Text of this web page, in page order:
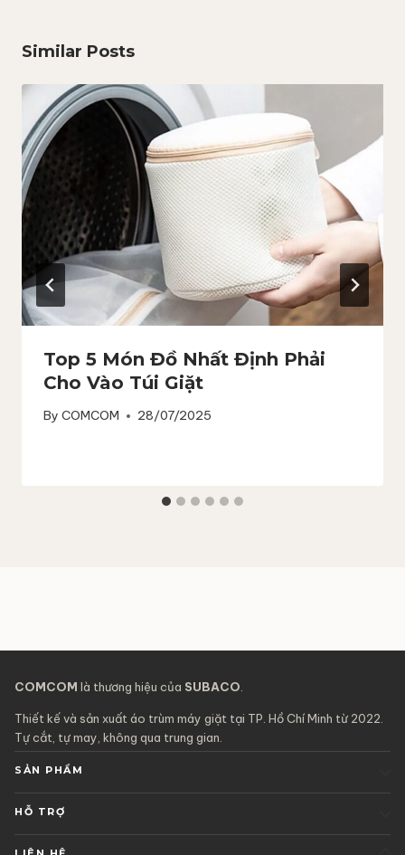
Similar Posts
Top 5 Món Đồ Nhất Định Phải
Cho Vào Túi Giặt
By COMCOM 28/07/2025
COMCOM là thương hiệu của SUBACO
Thiết kế và sản xuất áo trùm máy giặt tại TP. Hồ Chí Minh từ 2022.
Tự cắt, tự may, không qua trung gian.
SẢN PHẨM
HỖ TRỢ